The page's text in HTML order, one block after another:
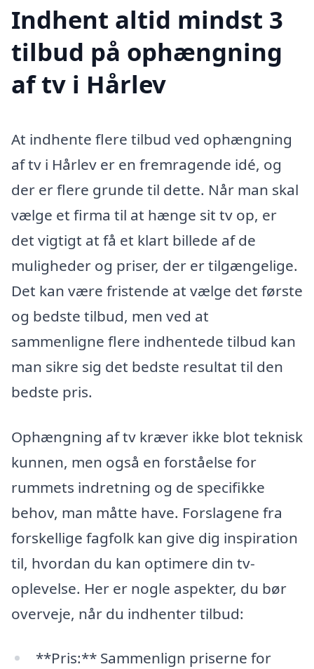
Indhent altid mindst 3
tilbud på ophængning
af tv i Hårlev
At indhente flere tilbud ved ophængning
af tv i Hårlev er en fremragende idé, og
der er flere grunde til dette. Når man skal
vælge et firma til at hænge sit tv op, er
det vigtigt at få et klart billede af de
muligheder og priser, der er tilgængelige.
Det kan være fristende at vælge det første
og bedste tilbud, men ved at
sammenligne flere indhentede tilbud kan
man sikre sig det bedste resultat til den
bedste pris.
Ophængning af tv kræver ikke blot teknisk
kunnen, men også en forståelse for
rummets indretning og de specifikke
behov, man måtte have. Forslagene fra
forskellige fagfolk kan give dig inspiration
til, hvordan du kan optimere din tv-
oplevelse. Her er nogle aspekter, du bør
overveje, når du indhenter tilbud:
**Pris:** Sammenlign priserne for